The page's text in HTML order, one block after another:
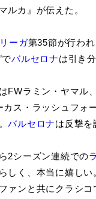
ルカ』が伝えた。
ーガ第35節が行わ
でバルセロナは引き
はFWラミン・ヤマル、
カス・ラッシュフォ
バルセロナは反撃を
2シーズン連続での
しく、本当に嬉し
ァンと共にクラシコ